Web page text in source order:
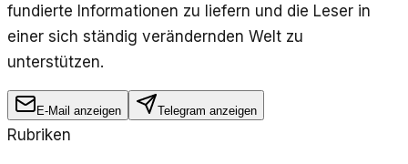
fundierte Informationen zu liefern und die Leser in
einer sich ständig verändernden Welt zu
unterstützen.
E-Mail anzeigen Telegram anzeigen
Rubriken